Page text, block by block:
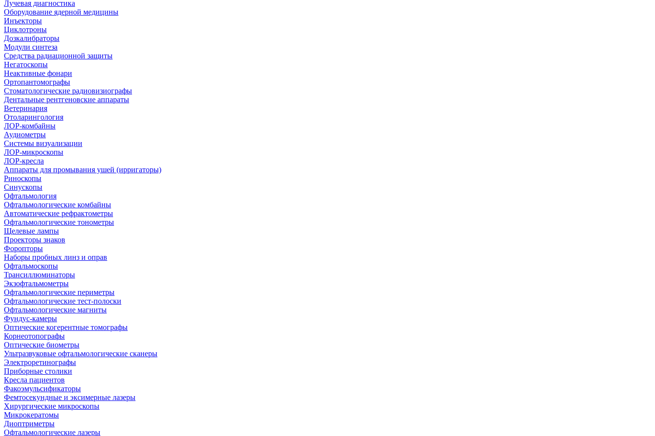
Лучевая диагностика
Оборудование ядерной медицины
Инъекторы
Циклотроны
Дозкалибраторы
Модули синтеза
Средства радиационной защиты
Негатоскопы
Неактивные фонари
Ортопантомографы
Стоматологические радиовизиографы
Дентальные рентгеновские аппараты
Ветеринария
Отоларингология
ЛОР-комбайны
Аудиометры
Системы визуализации
ЛОР-микроскопы
ЛОР-кресла
Аппараты для промывания ушей (ирригаторы)
Риноскопы
Синускопы
Офтальмология
Офтальмологические комбайны
Автоматические рефрактометры
Офтальмологические тонометры
Щелевые лампы
Проекторы знаков
Форопторы
Наборы пробных линз и оправ
Офтальмоскопы
Трансиллюминаторы
Экзофтальмометры
Офтальмологические периметры
Офтальмологические тест-полоски
Офтальмологические магниты
Фундус-камеры
Оптические когерентные томографы
Корнеотопографы
Оптические биометры
Ультразвуковые офтальмологические сканеры
Электроретинографы
Приборные столики
Кресла пациентов
Факоэмульсификаторы
Фемтосекундные и эксимерные лазеры
Хирургические микроскопы
Микрокератомы
Диоптриметры
Офтальмологические лазеры